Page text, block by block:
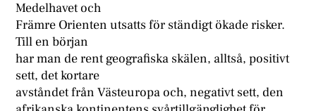
Medelhavet och
Främre Orienten utsatts för ständigt ökade risker.
Till en början
har man de rent geografiska skälen, alltså, positivt
sett, det kortare
avståndet från Västeuropa och, negativt sett, den